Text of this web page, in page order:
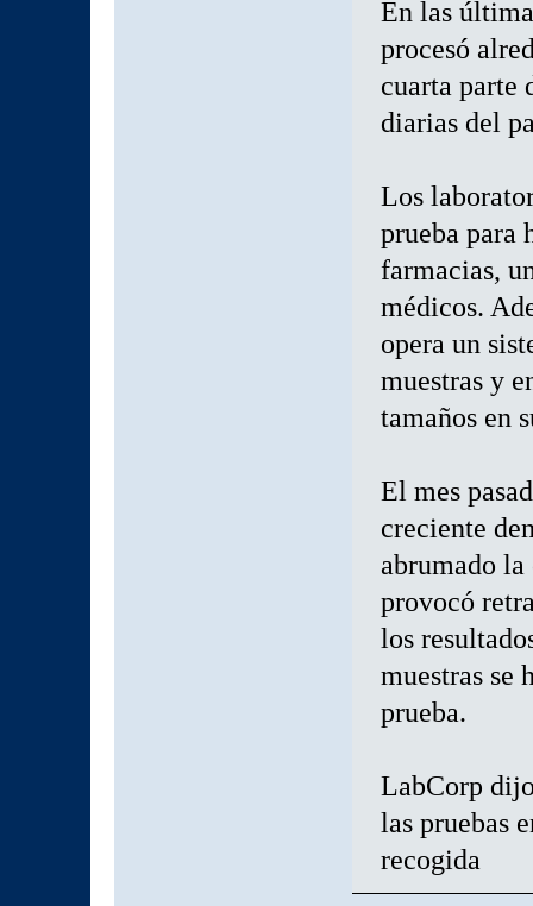
En las
procesó
cuarta parte
diarias del
Los
prueba para
farmacias,
médicos.
opera un
muestras y
tamaños en
El mes
creciente
abrumado
provocó
los
muestras se
prueba.
LabCorp
las pruebas
recogida